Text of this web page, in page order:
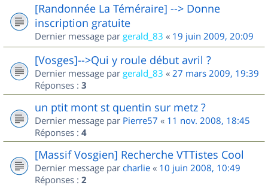
[Randonnée La Téméraire] --> Donne
inscription gratuite
Dernier message par gerald_83 « 19 juin 2009, 20:09
[Vosges]-->Qui y roule début avril ?
Dernier message par gerald_83 « 27 mars 2009, 19:39
Réponses : 3
un ptit mont st quentin sur metz ?
Dernier message par Pierre57 « 11 nov. 2008, 18:45
Réponses : 4
[Massif Vosgien] Recherche VTTistes Cool
Dernier message par charlie « 10 juin 2008, 10:49
Réponses : 2